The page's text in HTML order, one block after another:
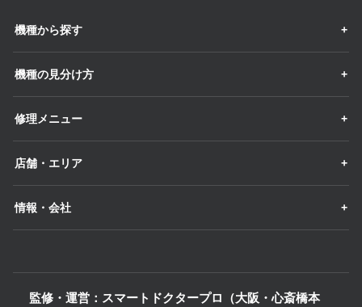
機種から探す
機種の見分け方
修理メニュー
店舗・エリア
情報・会社
監修・運営：スマートドクタープロ（大阪・心斎橋本